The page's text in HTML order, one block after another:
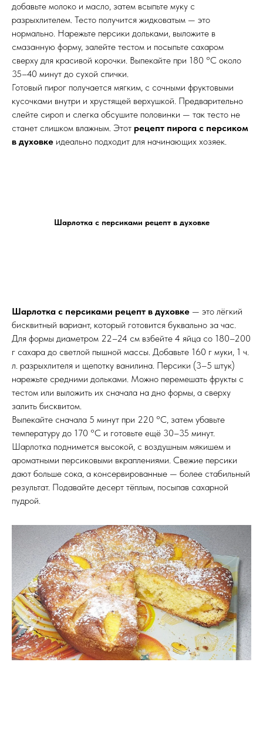
добавьте молоко и масло, затем всыпьте муку с
разрыхлителем. Тесто получится жидковатым — это
нормально. Нарежьте персики дольками, выложите в
смазанную форму, залейте тестом и посыпьте сахаром
сверху для красивой корочки. Выпекайте при 180 °C около
35–40 минут до сухой спички.
Готовый пирог получается мягким, с сочными фруктовыми
кусочками внутри и хрустящей верхушкой. Предварительно
слейте сироп и слегка обсушите половинки — так тесто не
станет слишком влажным. Этот рецепт пирога с персиком
в духовке идеально подходит для начинающих хозяек.
Шарлотка с персиками рецепт в духовке
Шарлотка с персиками рецепт в духовке — это лёгкий
бисквитный вариант, который готовится буквально за час.
Для формы диаметром 22–24 см взбейте 4 яйца со 180–200
г сахара до светлой пышной массы. Добавьте 160 г муки, 1 ч.
л. разрыхлителя и щепотку ванилина. Персики (3–5 штук)
нарежьте средними дольками. Можно перемешать фрукты с
тестом или выложить их сначала на дно формы, а сверху
залить бисквитом.
Выпекайте сначала 5 минут при 220 °C, затем убавьте
температуру до 170 °C и готовьте ещё 30–35 минут.
Шарлотка поднимется высокой, с воздушным мякишем и
ароматными персиковыми вкраплениями. Свежие персики
дают больше сока, а консервированные — более стабильный
результат. Подавайте десерт тёплым, посыпав сахарной
пудрой.